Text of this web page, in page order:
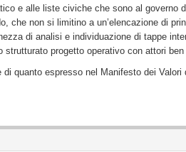
e alle liste civiche che sono al governo
che non si limitino a un’elencazione di
di analisi e individuazione di tappe
progetto operativo con attori
quanto espresso nel Manifesto dei